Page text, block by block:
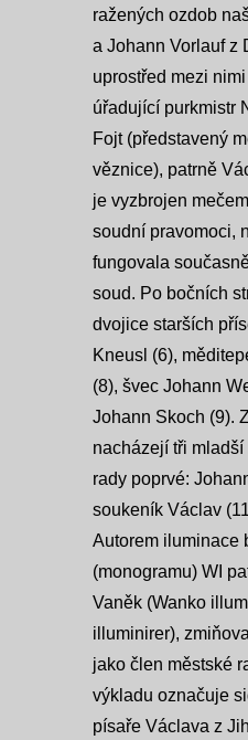
ražených ozdob
a Johann Vorlauf z
uprostřed mezi
úřadující purkmistr
Fojt (představený
věznice), patrně
je vyzbrojen
soudní pravomoci,
fungovala
soud. Po bočních
dvojice starších
Kneusl (6),
(8), švec Johann
Johann Skoch (9).
nacházejí tři
rady poprvé:
soukeník Václav
Autorem iluminace
(monogramu) WI
Vaněk (Wanko
illuminirer),
jako člen městské
výkladu označuje
písaře Václava z